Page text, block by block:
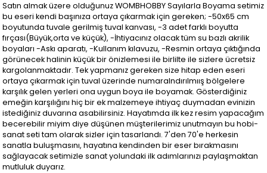
Satın almak üzere olduğunuz WOMBHOBBY Sayılarla Boyama setimiz
bu eseri kendi başınıza ortaya çıkarmak için gereken; -50x65 cm
boyutunda tuvale gerilmiş tuval kanvası, -3 adet farklı boyutta
fırçası(Büyük,orta ve küçük), -İhtiyacınız olacak tüm su bazlı akrilik
boyaları -Askı aparatı, -Kullanım kılavuzu, -Resmin ortaya çıktığında
görünecek halinin küçük bir önizlemesi ile birlilte ile sizlere ücretsiz
kargolanmaktadır. Tek yapmanız gereken size hitap eden eseri
ortaya çıkarmak için tuval üzerinde numaralndırılmıış bölgelere
karşılık gelen yerleri ona uygun boya ile boyamak. Gösterdiğiniz
emeğin karşılığını hiç bir ek malzemeye ihtiyaç duymadan evinizin
istediğiniz duvarına asabilirsiniz. Hayatımda ilk kez resim yapacağım
becerebilir miyim diye düşünen müşterilerimiz unutmayın bu hobi-
sanat seti tam olarak sizler için tasarlandı. 7'den 70'e herkesin
sanatla buluşmasını, hayatına kendinden bir eser bırakmasını
sağlayacak setimizle sanat yolundaki ilk adımlarınızı paylaşmaktan
mutluluk duyarız.